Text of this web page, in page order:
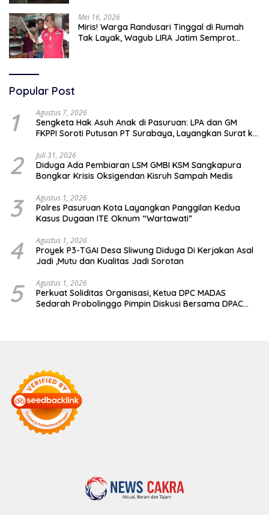
Mei 16, 2026
Miris! Warga Randusari Tinggal di Rumah
Tak Layak, Wagub LIRA Jatim Semprot
Popular Post
1 Agustus 7, 2026
Sengketa Hak Asuh Anak di Pasuruan: LPA dan GM
FKPPI Soroti Putusan PT Surabaya, Layangkan Surat ke
2 Juli 31, 2026
Diduga Ada Pembiaran LSM GMBI KSM Sangkapura
Bongkar Krisis Oksigendan Kisruh Sampah Medis
3 Agustus 1, 2026
Polres Pasuruan Kota Layangkan Panggilan Kedua
Kasus Dugaan ITE Oknum “Wartawati”
4 Agustus 1, 2026
Proyek P3-TGAI Desa Sliwung Diduga Di Kerjakan Asal
Jadi ,Mutu dan Kualitas Jadi Sorotan
5 Agustus 1, 2026
Perkuat Soliditas Organisasi, Ketua DPC MADAS
Sedarah Probolinggo Pimpin Diskusi Bersama DPAC